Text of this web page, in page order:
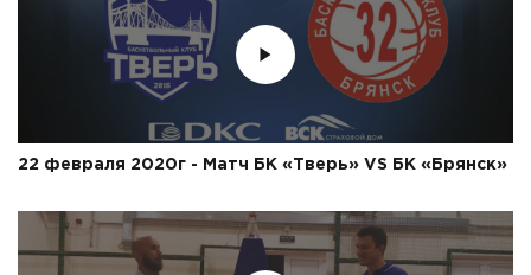
22 февраля 2020г - Матч БК «Тверь» VS БК «Брянск»